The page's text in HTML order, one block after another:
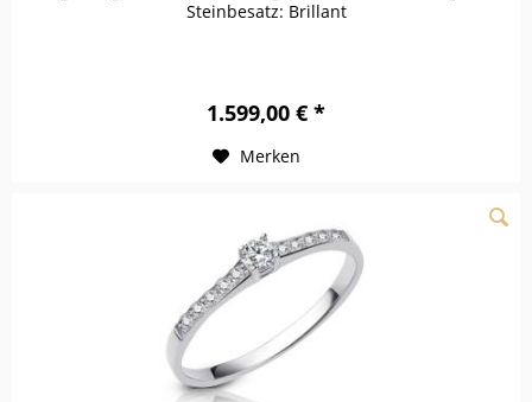
Steinbesatz: Brillant
1.599,00 € *
Merken